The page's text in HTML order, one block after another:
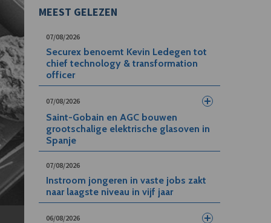
MEEST GELEZEN
07/08/2026
Securex benoemt Kevin Ledegen tot
chief technology & transformation
officer
07/08/2026
Saint-Gobain en AGC bouwen
grootschalige elektrische glasoven in
Spanje
07/08/2026
Instroom jongeren in vaste jobs zakt
naar laagste niveau in vijf jaar
06/08/2026